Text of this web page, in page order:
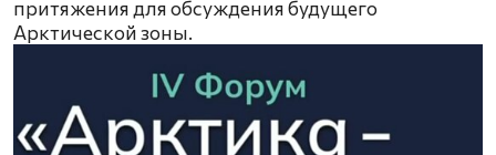
притяжения для обсуждения будущего
Арктической зоны.